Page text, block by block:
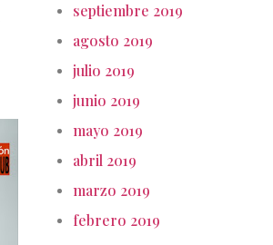
septiembre 2019
agosto 2019
julio 2019
junio 2019
mayo 2019
abril 2019
marzo 2019
febrero 2019